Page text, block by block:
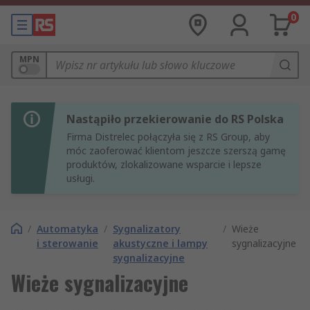
0
MPN
Nastąpiło przekierowanie do RS Polska
Firma Distrelec połączyła się z RS Group, aby
móc zaoferować klientom jeszcze szerszą gamę
produktów, zlokalizowane wsparcie i lepsze
usługi.
/ Automatyka
i sterowanie
/ Sygnalizatory
akustyczne i lampy
sygnalizacyjne
/ Wieże
sygnalizacyjne
Wieże sygnalizacyjne